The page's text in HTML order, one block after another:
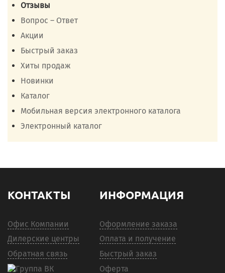
Отзывы
Вопрос – Ответ
Акции
Быстрый заказ
Хиты продаж
Новинки
Каталог
Мобильная версия электронного каталога
Электронный каталог
КОНТАКТЫ
Офис Компании
Дилерские центры
Обратная связь
ИНФОРМАЦИЯ
Оформление заказа
Оплата и получение
Быстрый заказ
Оферта